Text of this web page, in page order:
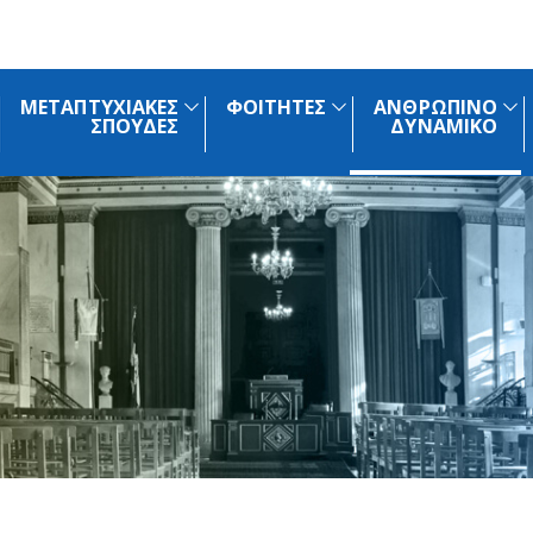
ΜΕΤΑΠΤΥΧΙΑΚΕΣ
ΣΠΟΥΔΕΣ
ΦΟΙΤΗΤΕΣ ΑΝΘΡΩΠΙΝΟ
ΔΥΝΑΜΙΚΟ